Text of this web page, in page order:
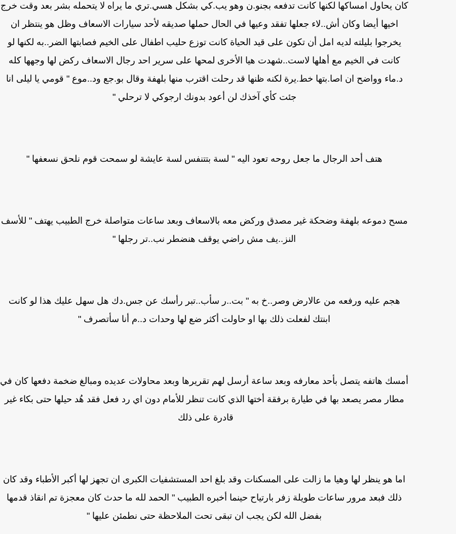
كان يحاول امساكها لكنها كانت تدفعه بجنو.ن وهو يب.كي بشكل هسي.تري ما يراه لا يتحمله بشر بعد وقت خرج
اخيها أيضا وكان أش..لاء جعلها تفقد وعيها في الحال حملها صديقه لأحد سيارات الاسعاف وظل هو ينتظر ان
يخرجوا بليلته لديه امل أن تكون على قيد الحياة كانت توزع حليب اطفال على الخيم فصابتها الضر..به لكنها لو
كانت في الخيم مع أهلها لاست..شهدت هيا الأخرى لمحها على سرير احد رجال الاسعاف ركض لها وجهها كله
د.ماء وواضح ان اصا.بتها خط.يرة لكنه ظنها قد رحلت اقترب منها بلهفة وقال بو.جع ود..موع " قومي يا ليلى انا
جئت كأي آخذك لن أعود بدونك ارجوكي لا ترحلي "
هتف أحد الرجال ما جعل روحه تعود اليه " لسة بتتنفس لسة عايشة لو سمحت قوم نلحق نسعفها "
مسح دموعه بلهفة وضحكة غير مصدق وركض معه بالاسعاف وبعد ساعات متواصلة خرج الطبيب يهتف " للأسف
النز..يف مش راضي يوقف هنضطر نب..تر رجلها "
هجم عليه ورفعه من عالارض وصر..خ به " بت..ر سأب..تبر رأسك عن جس.دك هل سهل عليك هذا لو كانت
ابنتك لفعلت ذلك بها او حاولت أكثر ضع لها وحدات د..م أنا سأتصرف "
أمسك هاتفه يتصل بأحد معارفه وبعد ساعة أرسل لهم تقريرها وبعد محاولات عديده ومبالغ ضخمة دفعها كان في
مطار مصر يصعد بها في طيارة برفقة أختها الذي كانت تنظر للأمام دون اي رد فعل فقد هُد حيلها حتى بكاء غير
قادرة على ذلك
اما هو ينظر لها وهيا ما زالت على المسكنات وقد بلغ احد المستشفيات الكبرى ان تجهز لها أكبر الأطباء وقد كان
ذلك فبعد مرور ساعات طويلة زفر بارتياح حينما أخبره الطبيب " الحمد لله ما حدث كان معجزة تم انقاذ قدمها
بفضل الله لكن يجب ان تبقى تحت الملاحظة حتى نطمئن عليها "